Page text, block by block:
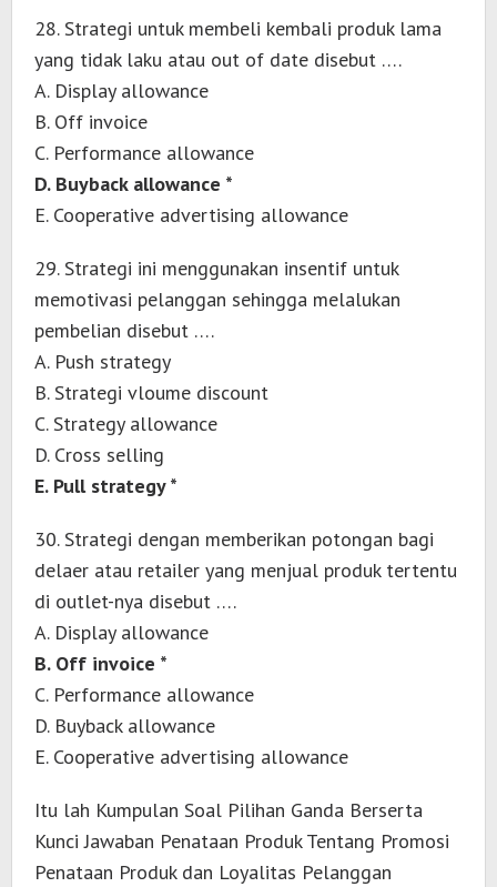
28. Strategi untuk membeli kembali produk lama
yang tidak laku atau out of date disebut ….
A. Display allowance
B. Off invoice
C. Performance allowance
D. Buyback allowance *
E. Cooperative advertising allowance
29. Strategi ini menggunakan insentif untuk
memotivasi pelanggan sehingga melalukan
pembelian disebut ….
A. Push strategy
B. Strategi vloume discount
C. Strategy allowance
D. Cross selling
E. Pull strategy *
30. Strategi dengan memberikan potongan bagi
delaer atau retailer yang menjual produk tertentu
di outlet-nya disebut ….
A. Display allowance
B. Off invoice *
C. Performance allowance
D. Buyback allowance
E. Cooperative advertising allowance
Itu lah Kumpulan Soal Pilihan Ganda Berserta
Kunci Jawaban Penataan Produk Tentang Promosi
Penataan Produk dan Loyalitas Pelanggan